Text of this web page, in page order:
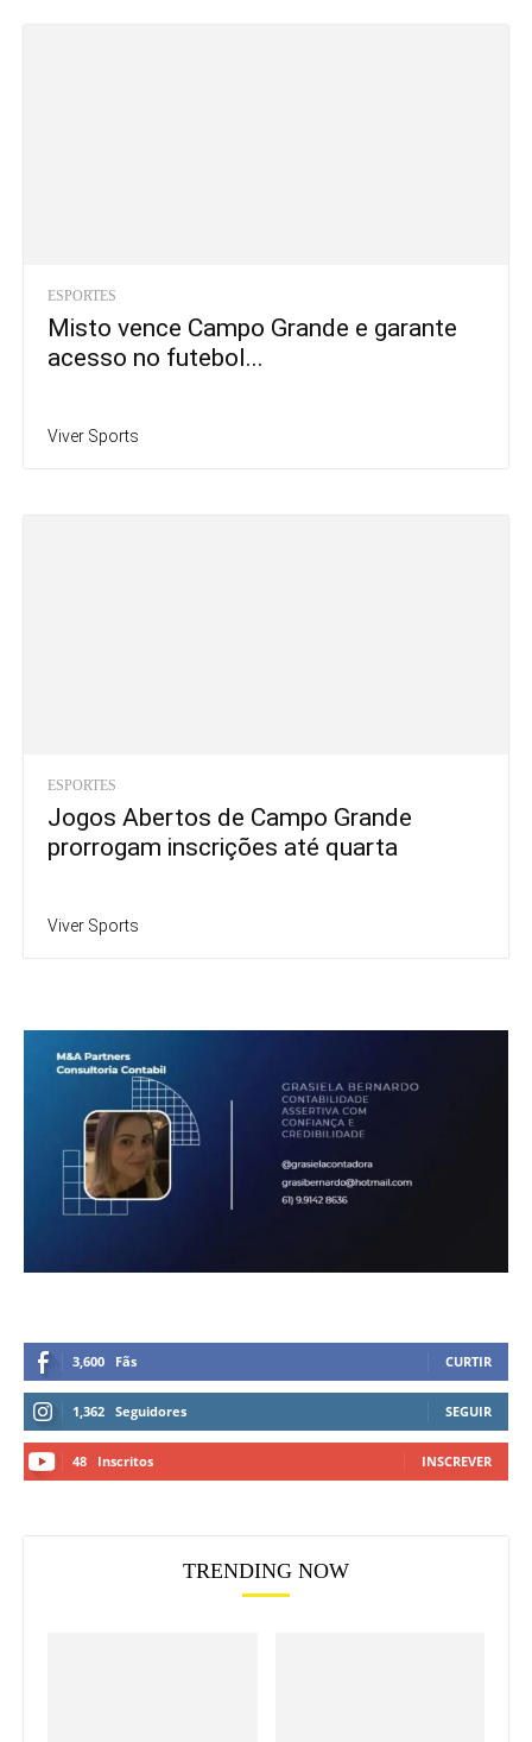
ESPORTES
Misto vence Campo Grande e garante
acesso no futebol...
Viver Sports
ESPORTES
Jogos Abertos de Campo Grande
prorrogam inscrições até quarta
Viver Sports
3,600 Fãs CURTIR
1,362 Seguidores SEGUIR
48 Inscritos INSCREVER
TRENDING NOW